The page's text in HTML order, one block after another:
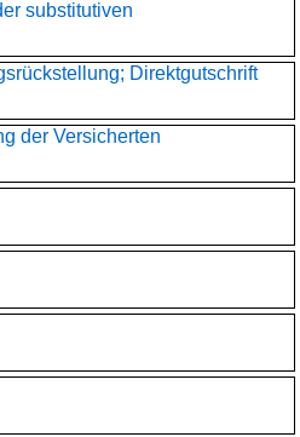
substitutiven
Direktgutschrift
der Versicherten